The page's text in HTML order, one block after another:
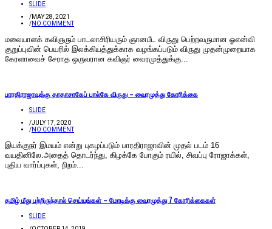
SLIDE
/MAY 28, 2021
/NO COMMENT
மலையாளக் கவிஞரும் பாடலாசிரியரும் ஞானபீட விருது பெற்றவருமான ஓஎன்வி
குறுப்புவின் பெயரில் இலக்கியத்துக்காக வழங்கப்படும் விருது முதன்முறையாக
கேரளாவைச் சேராத ஒருவரான கவிஞர் வைரமுத்துக்கு...
பாரதிராஜாவுக்கு தாதாசாகேப் பால்கே விருது – வைரமுத்து கோரிக்கை
SLIDE
/JULY 17, 2020
/NO COMMENT
இயக்குநர் இமயம் என்று புகழப்படும் பாரதிராஜாவின் முதல் படம் 16
வயதினிலே.அதைத் தொடர்ந்து, கிழக்கே போகும் ரயில், சிவப்பு ரோஜாக்கள்,
புதிய வார்ப்புகள், நிறம்...
தமிழ் மீது பற்றிருந்தால் செய்யுங்கள் – மோடிக்கு வைரமுத்து 7 கோரிக்கைகள்
SLIDE